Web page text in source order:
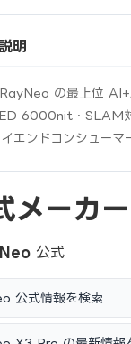
明
の最上位
6000nit・SLAM
エンドコンシューマ
メーカ
公式
公式情報を検索